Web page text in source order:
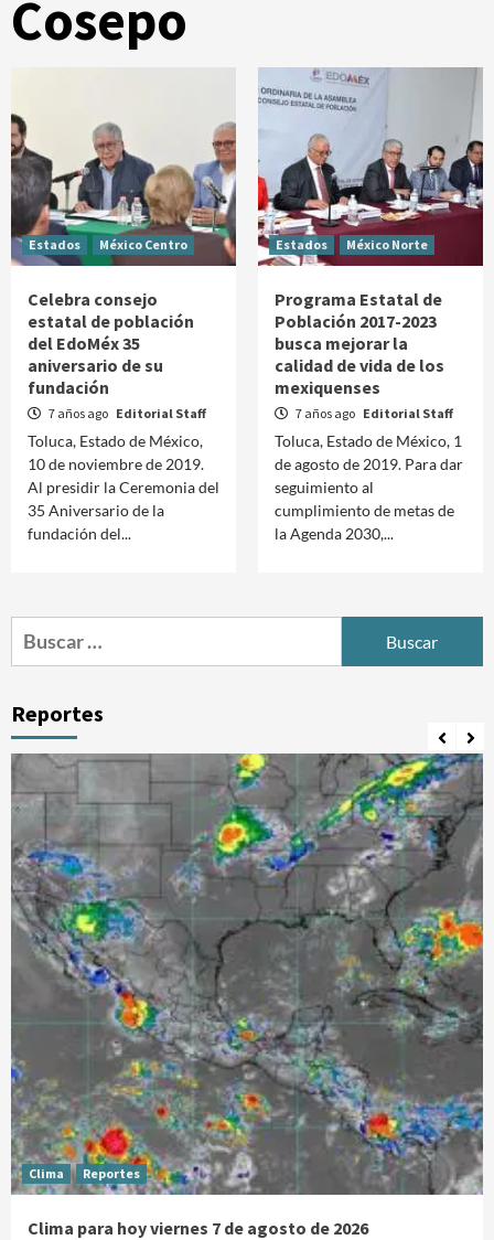
Cosepo
Estados México Centro
Celebra consejo
estatal de población
del EdoMéx 35
aniversario de su
fundación
7 años ago Editorial Staff
Toluca, Estado de México,
10 de noviembre de 2019.
Al presidir la Ceremonia del
35 Aniversario de la
fundación del...
Estados México Norte
Programa Estatal de
Población 2017-2023
busca mejorar la
calidad de vida de los
mexiquenses
7 años ago Editorial Staff
Toluca, Estado de México, 1
de agosto de 2019. Para dar
seguimiento al
cumplimiento de metas de
la Agenda 2030,...
Buscar:
Reportes
Clima Reportes
Clima para hoy viernes 7 de agosto de 2026